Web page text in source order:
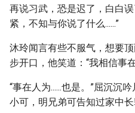
再说习武，恐是迟了，白白
紧，不知与你说了什么......”
沐玲闻言有些不服气，想要
步开口，他笑道：“我相信事
“事在人为......也是。”屈沉沉
小可，明兄弟可告知过家中长